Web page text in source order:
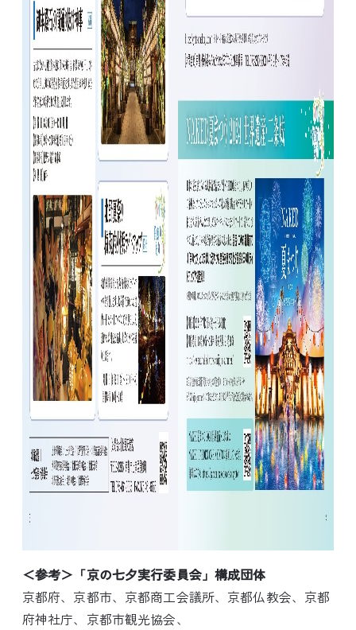
＜参考＞「京の七夕実行委員会」構成団体
京都府、京都市、京都商工会議所、京都仏教会、京都
府神社庁、京都市観光協会、